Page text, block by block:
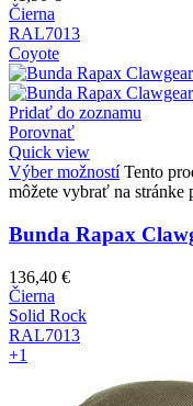
Čierna
RAL7013
Coyote
Pridať do zoznamu
Porovnať
Quick view
Výber možností Tento
môžete vybrať na stránke
Bunda Rapax
136,40 €
Čierna
Solid Rock
RAL7013
+1